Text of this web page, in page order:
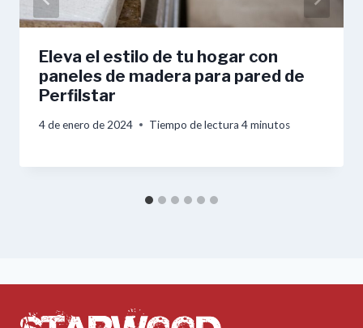
Eleva el estilo de tu hogar con
paneles de madera para pared de
Perfilstar
4 de enero de 2024 Tiempo de lectura 4minutos